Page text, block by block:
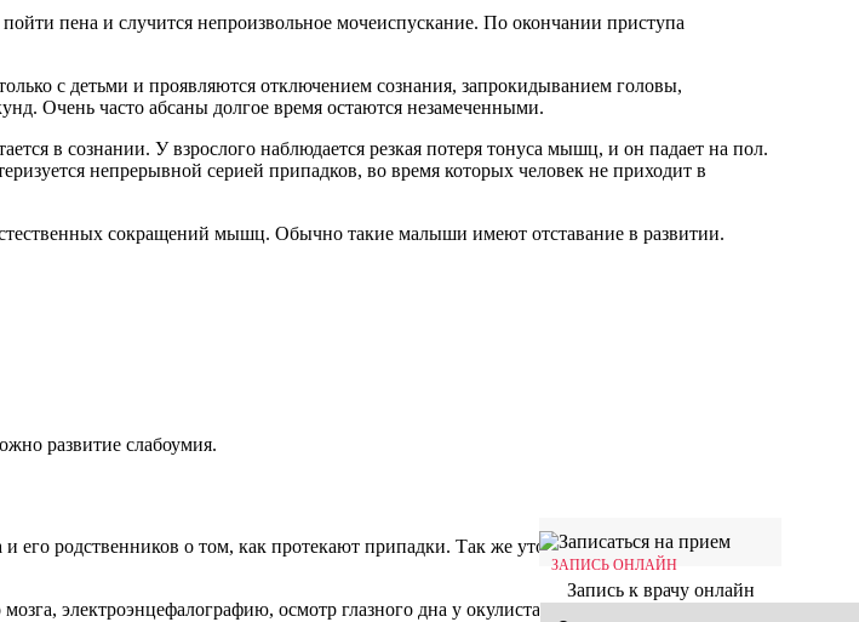
ЗАПИСЬ ОНЛАЙН
Запись к врачу онлайн
пена и случится непроизвольное мочеиспускание. По окончании приступа
с детьми и проявляются отключением сознания, запрокидыванием головы,
Очень часто абсаны долгое время остаются незамеченными.
в сознании. У взрослого наблюдается резкая потеря тонуса мышц, и он падает на пол.
непрерывной серией припадков, во время которых человек не приходит в
сокращений мышц. Обычно такие малыши имеют отставание в развитии.
развитие слабоумия.
его родственников о том, как протекают припадки. Так же уточняется наследственная
электроэнцефалографию, осмотр глазного дна у окулиста.